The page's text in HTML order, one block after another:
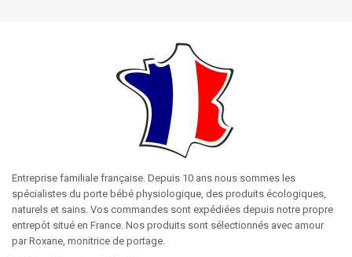
Entreprise familiale française. Depuis 10 ans nous sommes les
spécialistes du porte bébé physiologique, des produits écologiques,
naturels et sains. Vos commandes sont expédiées depuis notre propre
entrepôt situé en France. Nos produits sont sélectionnés avec amour
par Roxane, monitrice de portage.